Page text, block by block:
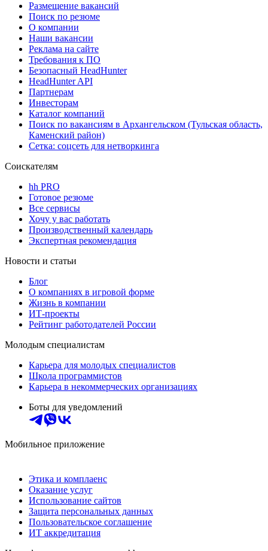
Размещение вакансий
Поиск по резюме
О компании
Наши вакансии
Реклама на сайте
Требования к ПО
Безопасный HeadHunter
HeadHunter API
Партнерам
Инвесторам
Каталог компаний
Поиск по вакансиям в Архангельском (Тульская область,
Каменский район)
Сетка: соцсеть для нетворкинга
Соискателям
hh PRO
Готовое резюме
Все сервисы
Хочу у вас работать
Производственный календарь
Экспертная рекомендация
Новости и статьи
Блог
О компаниях в игровой форме
Жизнь в компании
ИТ-проекты
Рейтинг работодателей России
Молодым специалистам
Карьера для молодых специалистов
Школа программистов
Карьера в некоммерческих организациях
Боты для уведомлений
Мобильное приложение
Этика и комплаенс
Оказание услуг
Использование сайтов
Защита персональных данных
Пользовательское соглашение
ИТ аккредитация